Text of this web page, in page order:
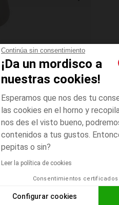
Continúa sin consentimiento
¡Da un mordisco a
nuestras cookies!
Esperamos que nos des tu
las cookies en el horno y
nos des el visto bueno,
contenidos a tus gustos.
pepitas o sin?
Leer la política de cookies
Consentimientos certificados
Configurar cookies